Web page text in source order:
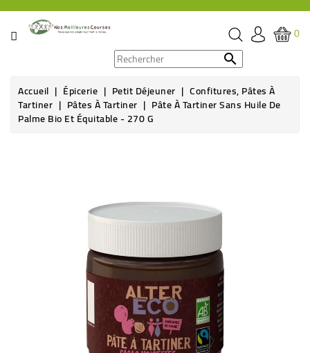
CATÉGORIE
ÉPICERIE
0

Accueil Épicerie Petit Déjeuner Confitures, Pâtes À
Tartiner Pâtes À Tartiner Pâte À Tartiner Sans Huile De
Palme Bio Et Équitable - 270 G